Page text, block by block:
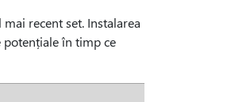
recent set. Instalarea
potențiale în timp ce